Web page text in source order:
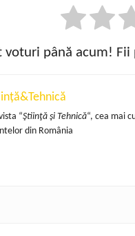
voturi până acum!
“Ştiinţă şi Tehnică“, cea mai
din România